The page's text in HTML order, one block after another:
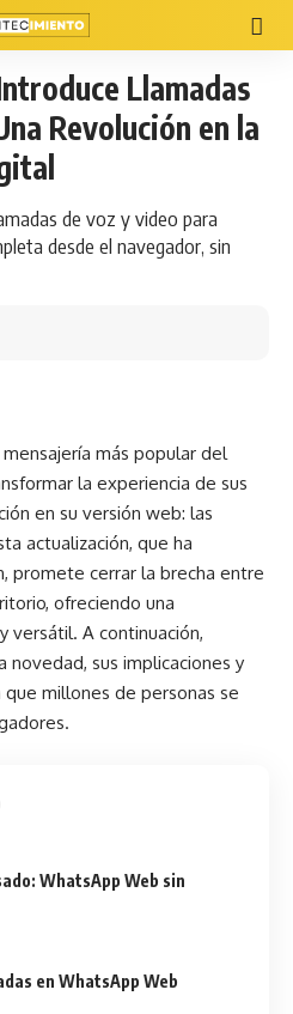
Llamadas
Revolución en la
de voz y video para
desde el navegador, sin
más popular del
la experiencia de sus
en su versión web: las
actualización, que ha
promete cerrar la brecha entre
ofreciendo una
versátil. A continuación,
sus implicaciones y
millones de personas se
WhatsApp Web sin
en WhatsApp Web